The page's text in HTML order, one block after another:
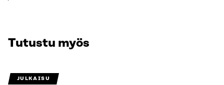
Tutustu myös
JULKAISU